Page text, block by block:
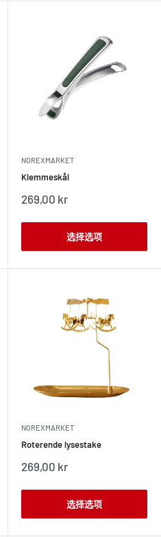
NOREXMARKET
Klemmeskål
销
价
269,00 kr
选择选项
NOREXMARKET
Roterende lysestake
销
价
269,00 kr
选择选项